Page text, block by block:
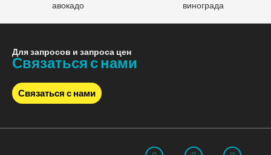
авокадо винограда
Для запросов и запроса цен
Связаться с нами
Связаться с нами